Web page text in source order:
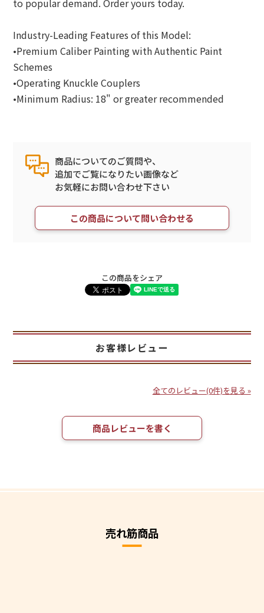
to popular demand. Order yours today.
Industry-Leading Features of this Model:
•Premium Caliber Painting with Authentic Paint
Schemes
•Operating Knuckle Couplers
•Minimum Radius: 18" or greater recommended
商品についてのご質問や、
追加でご覧になりたい画像など
お気軽にお問い合わせ下さい
この商品について問い合わせる
この商品をシェア
お客様レビュー
全てのレビュー(0件)を見る »
商品レビューを書く
売れ筋商品